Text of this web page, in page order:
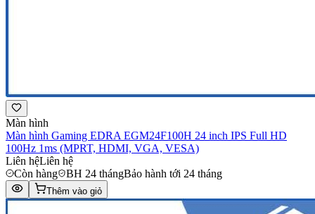
Màn hình
Màn hình Gaming EDRA EGM24F100H 24 inch IPS Full HD
100Hz 1ms (MPRT, HDMI, VGA, VESA)
Liên hệLiên hệ
Còn hàng
BH 24 thángBảo hành tới 24 tháng
Thêm vào giỏ